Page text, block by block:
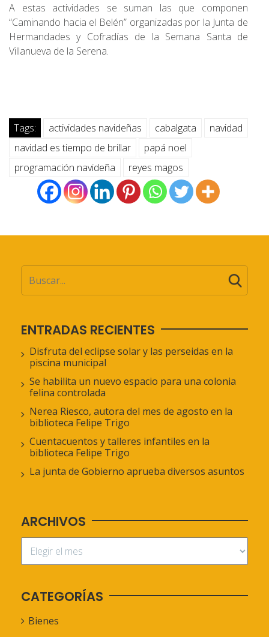
A estas actividades se suman las que componen
“Caminando hacia el Belén” organizadas por la Junta de
Hermandades y Cofradías de la Semana Santa de
Villanueva de la Serena.
Tags: actividades navideñas cabalgata
navidad
navidad es tiempo de brillar
papá noel
programación navideña
reyes magos
ENTRADAS RECIENTES
Disfruta del eclipse solar y las perseidas en la
piscina municipal
Se habilita un nuevo espacio para una colonia
felina controlada
Nerea Riesco, autora del mes de agosto en la
biblioteca Felipe Trigo
Cuentacuentos y talleres infantiles en la
biblioteca Felipe Trigo
La junta de Gobierno aprueba diversos asuntos
ARCHIVOS
CATEGORÍAS
Bienes